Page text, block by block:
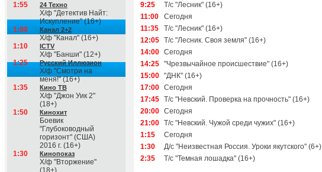
1:55 24 Техно
Х/ф "Детектив Найт:
Искупление" (16+)
1:00
Канал 2+2
Х/ф "Канал" (16+)
1:10
ICTV
Х/ф "Банши" (12+)
1:25
Русский Иллюзион
Х/ф "Смотри на
меня!" (16+)
1:35
Кино ТВ
Х/ф "Джон Уик 2"
(18+)
1:50
Кинохит
Боевик
"Глубоководный
горизонт" (США)
2016 г. (16+)
1:30
Кинопоказ
Х/ф "Вторжение"
(18+)
9:25
Т/с "Лесник" (16+)
11:00
Сегодня
11:35
Т/с "Лесник" (16+)
12:05 Т/с "Лесник. Своя земля" (16+)
14:00 Сегодня
14:25 "Чрезвычайное происшествие" (16+)
15:00 "ДНК" (16+)
17:00 Сегодня
17:45 Т/с "Невский. Проверка на прочность" (16+)
20:00 Сегодня
21:00 Т/с "Невский. Чужой среди чужих" (16+)
1:15
Сегодня
1:30
Д/с "Неизвестная Россия. Уроки якутского" (6+)
2:35
Т/с "Темная лошадка" (16+)